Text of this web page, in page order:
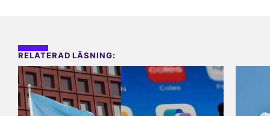
RELATERAD LÄSNING: